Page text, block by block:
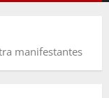
manifestantes